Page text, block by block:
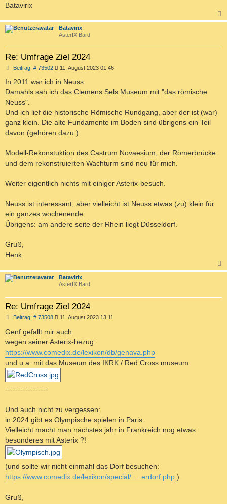
Batavirix
a
Batavirix
AsterIX Bard
Re: Umfrage Ziel 2024
Beitrag: # 73502B
i
r
11. August 2023 01:46
In 2011 war ich in Neuss.
Damahls sah ich das Clemens Sels Museum mit "das römische
Neuss".
Und ich lief die historische Römische Rundgang, aber der ist (war)
ganz klein. Die alte Fundamente im Boden sind übrigens ein Teil
davon (gehören dazu.)
Modell-Rekonstuktion des Castrum Novaesium, der Römerbrücke
und dem rekonstruierten Wachturm sind neu für mich.
Weiter eigentlich nichts mit einiger Asterix-besuch.
Neuss ist interessant, aber vielleicht ist Neuss etwas (zu) klein für
ein ganzes wochenende.
Übrigens: am andere seite der Rhein liegt Düsseldorf.
Gruß,
Henk
a
Batavirix
AsterIX Bard
Re: Umfrage Ziel 2024
Beitrag: # 73508B
i
t
r
g
11. August 2023 13:11
Genf gefallt mir auch
wegen seiner Asterix-bezug:
https://www.comedix.de/lexikon/db/genava.php
und u.a. mit das Museum des IKRK / Red Cross museum
-----------------
Und auch nicht zu vergessen:
in 2024 gibt es Olympische spielen in Paris.
Vielleicht macht man nächstes jahr in Frankreich nog etwas
besonderes mit Asterix ?!
(und sollte wir nicht einmahl das Dorf besuchen:
https://www.comedix.de/lexikon/special/ ... erdorf.php )
Gruß,